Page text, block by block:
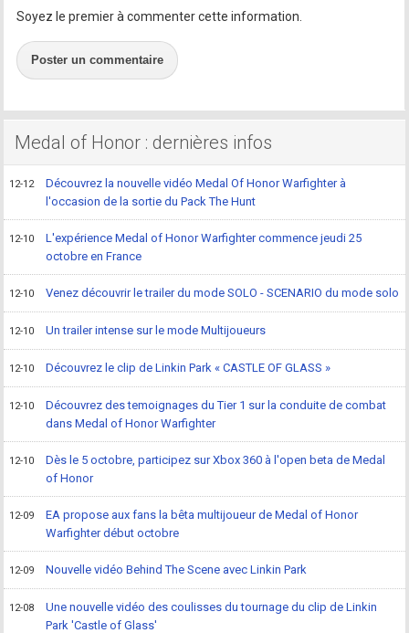
Soyez le premier à commenter cette information.
Poster un commentaire
Medal of Honor : dernières infos
12-12
Découvrez la nouvelle vidéo Medal Of Honor Warfighter à
l'occasion de la sortie du Pack The Hunt
12-10
L'expérience Medal of Honor Warfighter commence jeudi 25
octobre en France
12-10 Venez découvrir le trailer du mode SOLO - SCENARIO du mode solo
12-10 Un trailer intense sur le mode Multijoueurs
12-10 Découvrez le clip de Linkin Park « CASTLE OF GLASS »
12-10
Découvrez des temoignages du Tier 1 sur la conduite de combat
dans Medal of Honor Warfighter
12-10
Dès le 5 octobre, participez sur Xbox 360 à l'open beta de Medal
of Honor
12-09
EA propose aux fans la bêta multijoueur de Medal of Honor
Warfighter début octobre
12-09 Nouvelle vidéo Behind The Scene avec Linkin Park
12-08
Une nouvelle vidéo des coulisses du tournage du clip de Linkin
Park 'Castle of Glass'